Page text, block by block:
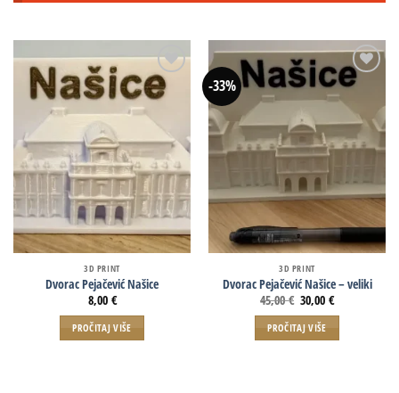
3D PRINT
Dvorac Pejačević Našice
8,00 €
PROČITAJ VIŠE
-33%
3D PRINT
Dvorac Pejačević Našice – veliki
45,00€ 30,00€
PROČITAJ VIŠE